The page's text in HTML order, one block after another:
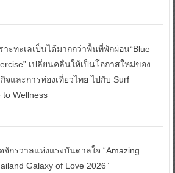
าะทะเลเป็นได้มากกว่าพื้นที่พักผ่อน“Blue
เปลี่ยนคลื่นให้เป็นโอกาสใหม่ของ
จและการท่องเที่ยวไทย ไปกับ Surf
to Wellness
จักรวาลแห่งแรงบันดาลใจ “Amazing
Galaxy of Love 2026”